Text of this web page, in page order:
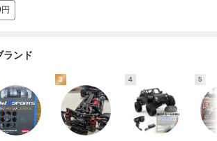
ランド
3 4 5